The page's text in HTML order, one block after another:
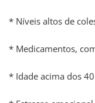
* Níveis altos de
* Medicamentos,
* Idade acima dos